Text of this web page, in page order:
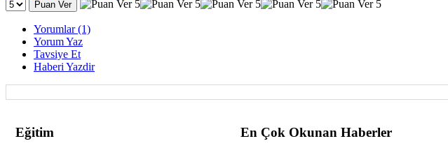
Yorumlar (1)
Yorum Yaz
Tavsiye Et
Haberi Yazdir
Eğitim En Çok Okunan Haberler